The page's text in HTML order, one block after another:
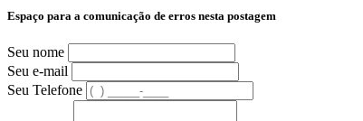
Espaço para a comunicação de erros nesta postagem
Seu nome
Seu e-mail
Seu Telefone